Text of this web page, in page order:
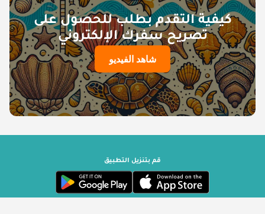
كيفية التقدم بطلب للحصول على
تصريح سفرك الإلكتروني
شاهد الفيديو
قم بتنزيل التطبيق